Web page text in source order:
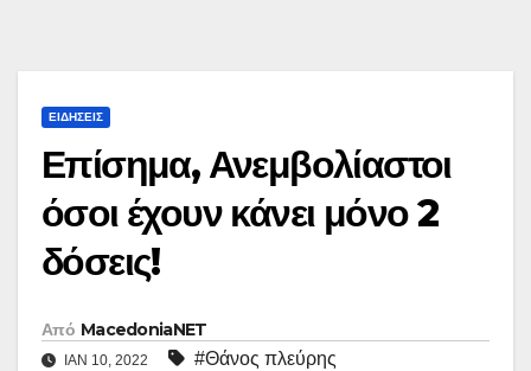
ΕΙΔΉΣΕΙΣ
Επίσημα, Ανεμβολίαστοι
όσοι έχουν κάνει μόνο 2
δόσεις!
Από MacedoniaNET
ΙΑΝ 10, 2022 #Θάνος πλεύρης